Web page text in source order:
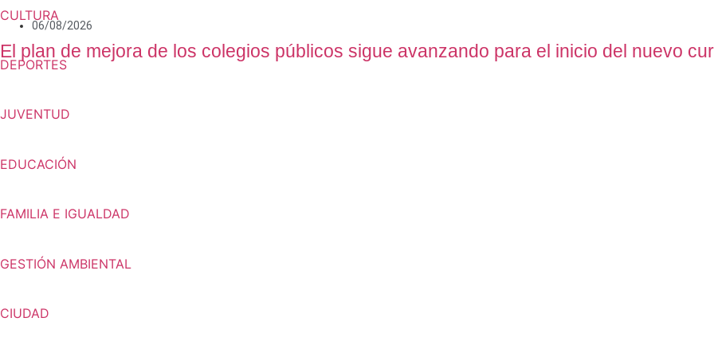
CULTURA
DEPORTES
JUVENTUD
EDUCACIÓN
FAMILIA E IGUALDAD
GESTIÓN AMBIENTAL
CIUDAD
06/08/2026
El plan de mejora de los colegios públicos sigue avanzando para el inicio del nuevo